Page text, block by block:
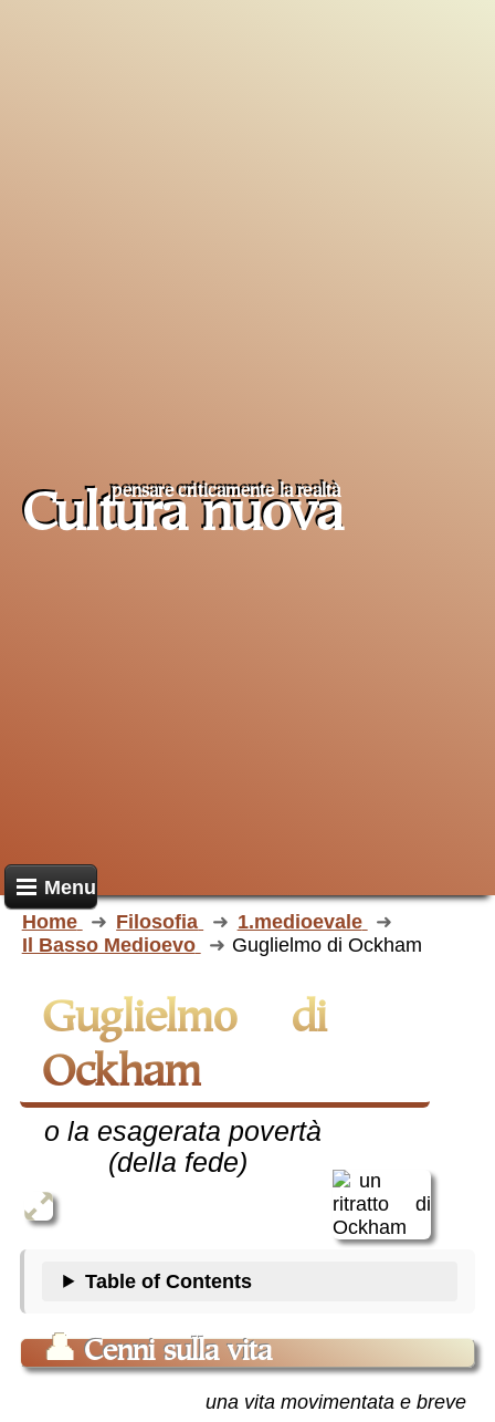
Cultura nuova
pensare criticamente larealtà
Menu
Home
Filosofia
1.medioevale
Il Basso Medioevo
Guglielmo di Ockham
Guglielmo di
Ockham
o la esagerata povertà
(della fede)
Table of Contents
👤 Cenni sulla vita
una vita movimentata e breve